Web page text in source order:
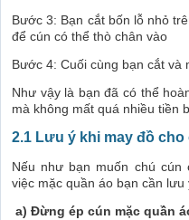
Bước 3: Bạn cắt bốn lỗ nhỏ
để cún có thể thò chân vào
Bước 4: Cuối cùng bạn cắt và
Như vậy là bạn đã có thể
mà không mất quá nhiều tiền
2.1 Lưu ý khi may đồ
Nếu như bạn muốn chú
việc mặc quần áo bạn cần lưu
a) Đừng ép cún mặc quần